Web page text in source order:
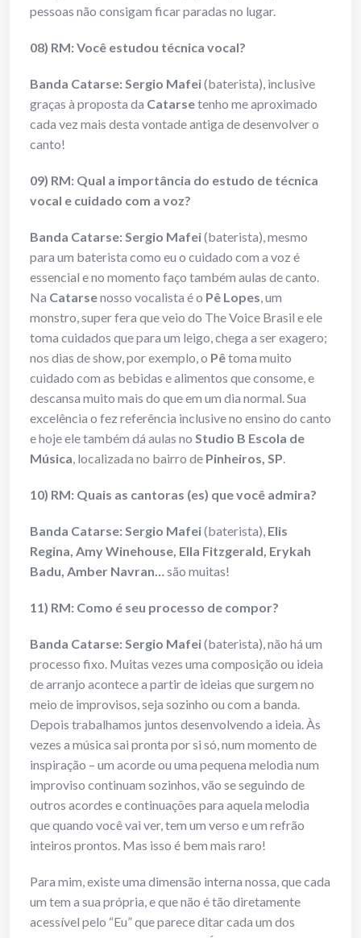
pessoas não consigam ficar paradas no lugar.
08) RM: Você estudou técnica vocal?
Banda Catarse: Sergio Mafei(baterista), inclusive
graças à proposta da Catarsetenho me aproximado
cada vez mais desta vontade antiga de desenvolver o
canto!
09) RM: Qual a importância do estudo de técnica
vocal e cuidado com a voz?
Banda Catarse: Sergio Mafei(baterista), mesmo
para um baterista como eu o cuidado com a voz é
essencial e no momento faço também aulas de canto.
Na Catarsenosso vocalista é o Pê Lopes, um
monstro, super fera que veio do The Voice Brasil e ele
toma cuidados que para um leigo, chega a ser exagero;
nos dias de show, por exemplo, o Pêtoma muito
cuidado com as bebidas e alimentos que consome, e
descansa muito mais do que em um dia normal. Sua
excelência o fez referência inclusive no ensino do canto
e hoje ele também dá aulas no Studio B Escola de
Música, localizada no bairro de Pinheiros, SP.
10) RM: Quais as cantoras (es) que você admira?
Banda Catarse: Sergio Mafei(baterista), Elis
Regina, Amy Winehouse, Ella Fitzgerald, Erykah
Badu, Amber Navran…são muitas!
11) RM: Como é seu processo de compor?
Banda Catarse: Sergio Mafei(baterista), não há um
processo fixo. Muitas vezes uma composição ou ideia
de arranjo acontece a partir de ideias que surgem no
meio de improvisos, seja sozinho ou com a banda.
Depois trabalhamos juntos desenvolvendo a ideia. Às
vezes a música sai pronta por si só, num momento de
inspiração – um acorde ou uma pequena melodia num
improviso continuam sozinhos, vão se seguindo de
outros acordes e continuações para aquela melodia
que quando você vai ver, tem um verso e um refrão
inteiros prontos. Mas isso é bem mais raro!
Para mim, existe uma dimensão interna nossa, que cada
um tem a sua própria, e que não é tão diretamente
acessível pelo “Eu” que parece ditar cada um dos